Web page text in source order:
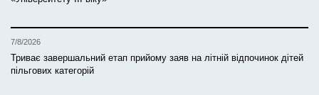
7/8/2026
Триває завершальний етап прийому заяв на літній відпочинок дітей
пільгових категорій